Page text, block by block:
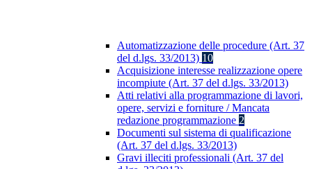
Automatizzazione delle procedure (Art. 37
del d.lgs. 33/2013) 10
Acquisizione interesse realizzazione opere
incompiute (Art. 37 del d.lgs. 33/2013)
Atti relativi alla programmazione di lavori,
opere, servizi e forniture / Mancata
redazione programmazione 2
Documenti sul sistema di qualificazione
(Art. 37 del d.lgs. 33/2013)
Gravi illeciti professionali (Art. 37 del